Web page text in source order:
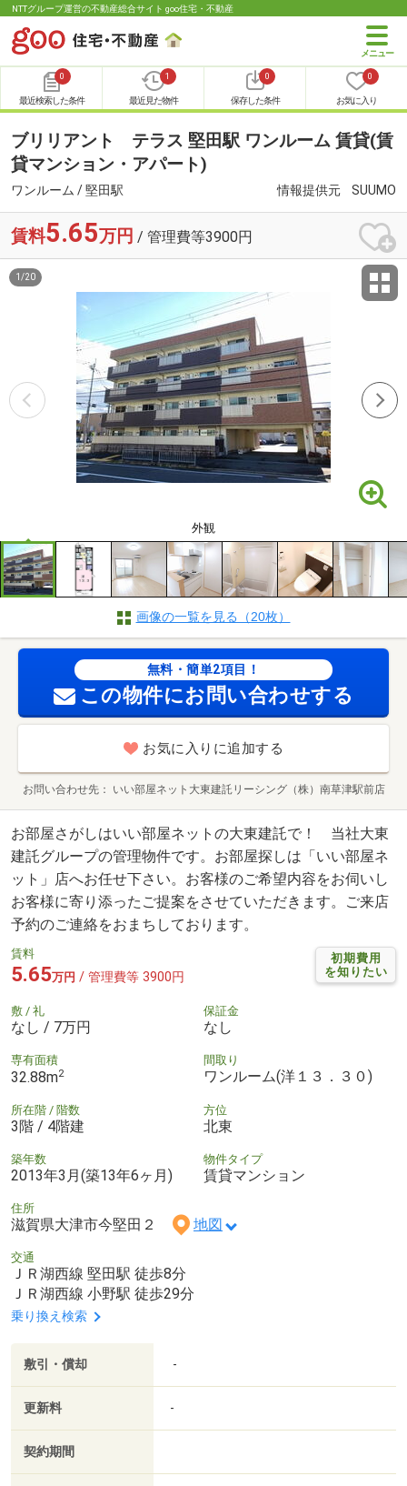
NTTグループ運営の不動産総合サイト goo住宅・不動産
0
最近検索した条件
1
最近見た物件
0
保存した条件
0
お気に入り
ブリリアント テラス 堅田駅 ワンルーム 賃貸(賃
貸マンション・アパート)
ワンルーム / 堅田駅 情報提供元 SUUMO
賃料5.65万円 / 管理費等3900円
外観
1 /20
画像の一覧を見る（20枚）
無料・簡単2項目！
この物件にお問い合わせする
お気に入りに追加する
お問い合わせ先 いい部屋ネット大東建託リーシング（株）南草津駅前店
お部屋さがしはいい部屋ネットの大東建託で！ 当社大東
建託グループの管理物件です。お部屋探しは「いい部屋ネ
ット」店へお任せ下さい。お客様のご希望内容をお伺いし
お客様に寄り添ったご提案をさせていただきます。ご来店
予約のご連絡をおまちしております。
初期費用
を知りたい
賃料
5.65万円 / 管理費等 3900円
敷 / 礼
なし / 7万円
保証金
なし
専有面積
32.88m2
間取り
ワンルーム(洋１３．３０)
所在階 / 階数
3階 / 4階建
方位
北東
築年数
2013年3月(築13年6ヶ月)
物件タイプ
賃貸マンション
住所
滋賀県大津市今堅田２ 地図
交通
ＪＲ湖西線 堅田駅 徒歩8分
ＪＲ湖西線 小野駅 徒歩29分
乗り換え検索
敷引・償却 -
更新料 -
契約期間